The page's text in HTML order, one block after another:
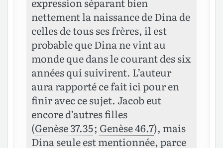
nettement la naissance de Dina de
celles de tous ses frères, il est
probable que Dina ne vint au
monde que dans le courant des six
années qui suivirent. L’auteur
aura rapporté ce fait ici pour en
finir avec ce sujet. Jacob eut
encore d’autres filles
(Genèse 37.35; Genèse 46.7), mais
Dina seule est mentionnée, parce